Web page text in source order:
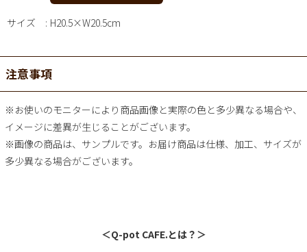
サイズ H20.5×W20.5cm
注意事項
※お使いのモニターにより商品画像と実際の色と多少異なる場合や、
イメージに差異が生じることがございます。
※画像の商品は、サンプルです。お届け商品は仕様、加工、サイズが
多少異なる場合がございます。
＜Q-pot CAFE.とは？＞